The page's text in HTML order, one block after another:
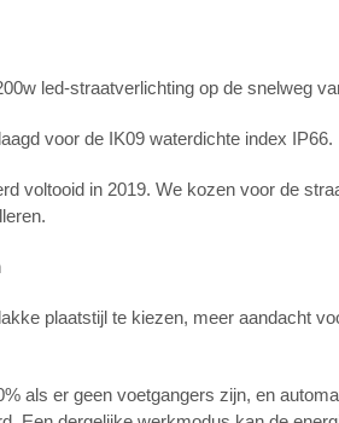
led-straatverlichting op de snelweg
voor de IK09 waterdichte index IP66.
voltooid in 2019. We kozen voor de
plaatstijl te kiezen, meer aandacht
als er geen voetgangers zijn, en